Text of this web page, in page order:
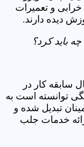
و تعمیرات
دیده دارند.
باید کرد؟
پویش با بیش از ۱۵ سال سابقه کار در
توانسته است به
تبدیل شده و
خدمات جلب